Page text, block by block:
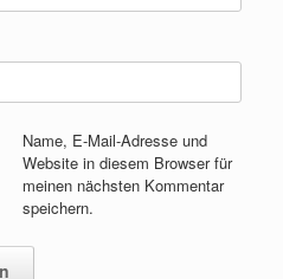
Name, E-Mail-Adresse und
Website in diesem Browser für
meinen nächsten Kommentar
speichern.